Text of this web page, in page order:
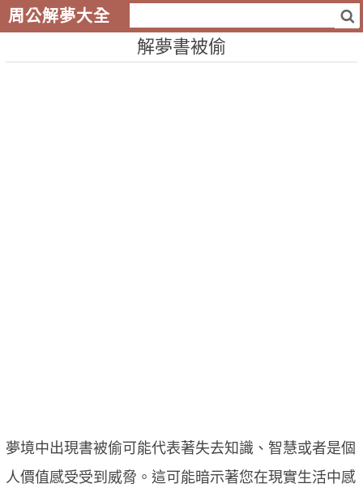
周公解夢大全
解夢書被偷
夢境中出現書被偷可能代表著失去知識、智慧或者是個
人價值感受受到威脅。這可能暗示著您在現實生活中感